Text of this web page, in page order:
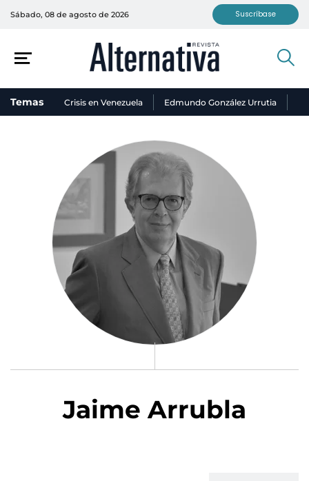
Sábado, 08 de agosto de 2026 Suscríbase
Temas Crisis en Venezuela Edmundo González Urrutia
Jaime Arrubla